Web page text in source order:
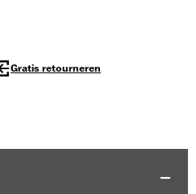
Gratis retourneren